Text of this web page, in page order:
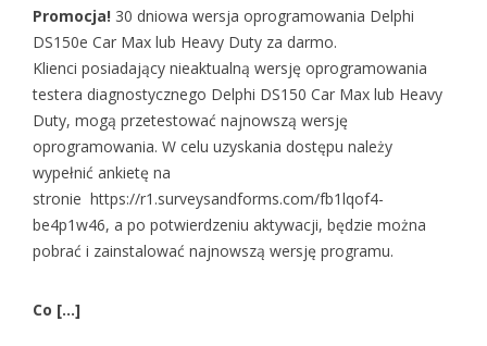
oprogramowania
za
darmo!
Promocja! 30 dniowa wersja oprogramowania Delphi
DS150e Car Max lub Heavy Duty za darmo.
Klienci posiadający nieaktualną wersję oprogramowania
testera diagnostycznego Delphi DS150 Car Max lub Heavy
Duty, mogą przetestować najnowszą wersję
oprogramowania. W celu uzyskania dostępu należy
wypełnić ankietę na
stronie https://r1.surveysandforms.com/fb1lqof4-
be4p1w46, a po potwierdzeniu aktywacji, będzie można
pobrać i zainstalować najnowszą wersję programu.
Co [...]